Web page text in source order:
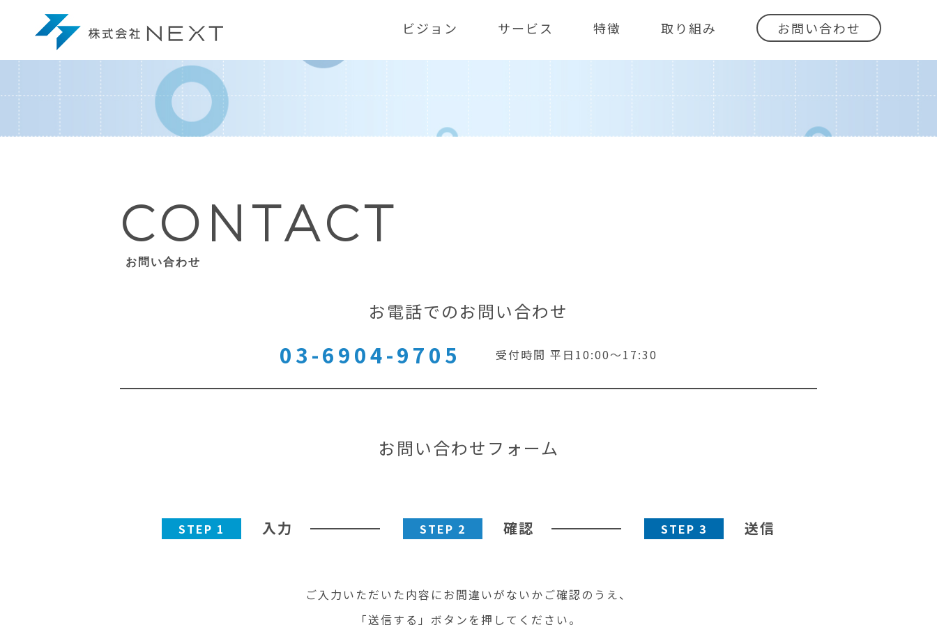
ビジョン サービス 特徴 取り組み お問い合わせ
CONTACT
お問い合わせ
お電話でのお問い合わせ
03-6904-9705 受付時間 平日10:00〜17:30
お問い合わせフォーム
STEP 1 入力 STEP 2 確認 STEP 3 送信
ご入力いただいた内容にお間違いがないかご確認のうえ、
「送信する」ボタンを押してください。